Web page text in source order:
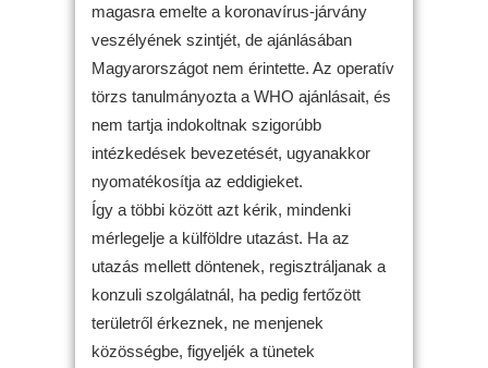
magasra emelte a koronavírus-járvány
veszélyének szintjét, de ajánlásában
Magyarországot nem érintette. Az operatív
törzs tanulmányozta a WHO ajánlásait, és
nem tartja indokoltnak szigorúbb
intézkedések bevezetését, ugyanakkor
nyomatékosítja az eddigieket.
Így a többi között azt kérik, mindenki
mérlegelje a külföldre utazást. Ha az
utazás mellett döntenek, regisztráljanak a
konzuli szolgálatnál, ha pedig fertőzött
területről érkeznek, ne menjenek
közösségbe, figyeljék a tünetek